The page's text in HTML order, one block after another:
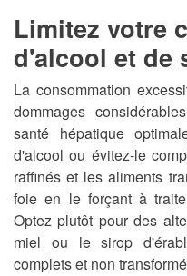
Limitez votre
d'alcool et de
La consommation
dommages
santé hépatique
d'alcool ou évitez-le
raffinés et les aliments
foie en le forçant à
Optez plutôt pour des
miel ou le sirop
complets et non